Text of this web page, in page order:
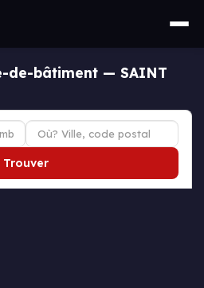
de-bâtiment — SAINT
Trouver